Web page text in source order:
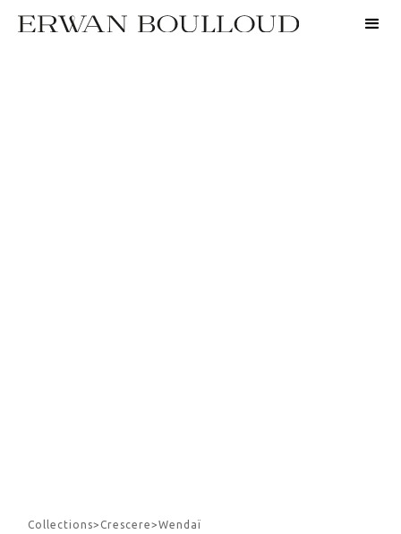
Collections> Crescere>Wendaï